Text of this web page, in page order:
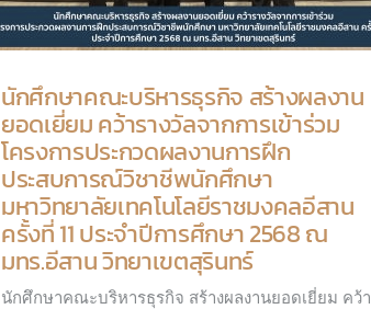
นักศึกษาคณะบริหารธุรกิจ สร้างผลงาน
ยอดเยี่ยม คว้ารางวัลจากการเข้าร่วม
โครงการประกวดผลงานการฝึก
ประสบการณ์วิชาชีพนักศึกษา
มหาวิทยาลัยเทคโนโลยีราชมงคลอีสาน
ครั้งที่ 11 ประจำปีการศึกษา 2568 ณ
มทร.อีสาน วิทยาเขตสุรินทร์
นักศึกษาคณะบริหารธุรกิจ สร้างผลงานยอดเยี่ยม คว้า